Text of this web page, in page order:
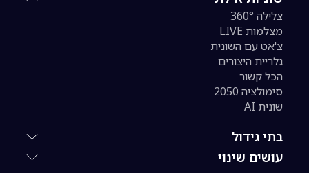
צלילה 360°
מצלמות LIVE
צ'אט עם השונית
גלריית היצורים
הכל קשור
סימולציה 2050
שונית AI
בתי גידול
עושים שינוי